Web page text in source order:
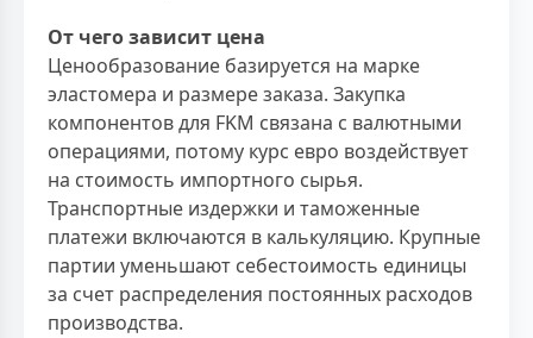
От чего зависит цена
Ценообразование базируется на марке
эластомера и размере заказа. Закупка
компонентов для FKM связана с валютными
операциями, потому курс евро воздействует
на стоимость импортного сырья.
Транспортные издержки и таможенные
платежи включаются в калькуляцию. Крупные
партии уменьшают себестоимость единицы
за счет распределения постоянных расходов
производства.